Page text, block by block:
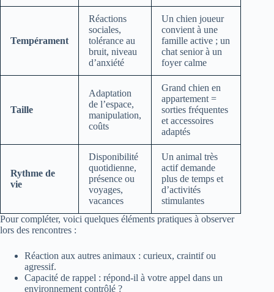
Tempérament
Réactions
sociales,
tolérance au
bruit, niveau
d’anxiété
Un chien joueur
convient à une
famille active ; un
chat senior à un
foyer calme
Taille
Adaptation
de l’espace,
manipulation,
coûts
Grand chien en
appartement =
sorties fréquentes
et accessoires
adaptés
Rythme de
vie
Disponibilité
quotidienne,
présence ou
voyages,
vacances
Un animal très
actif demande
plus de temps et
d’activités
stimulantes
Pour compléter, voici quelques éléments pratiques à observer
lors des rencontres :
Réaction aux autres animaux : curieux, craintif ou
agressif.
Capacité de rappel : répond-il à votre appel dans un
environnement contrôlé ?